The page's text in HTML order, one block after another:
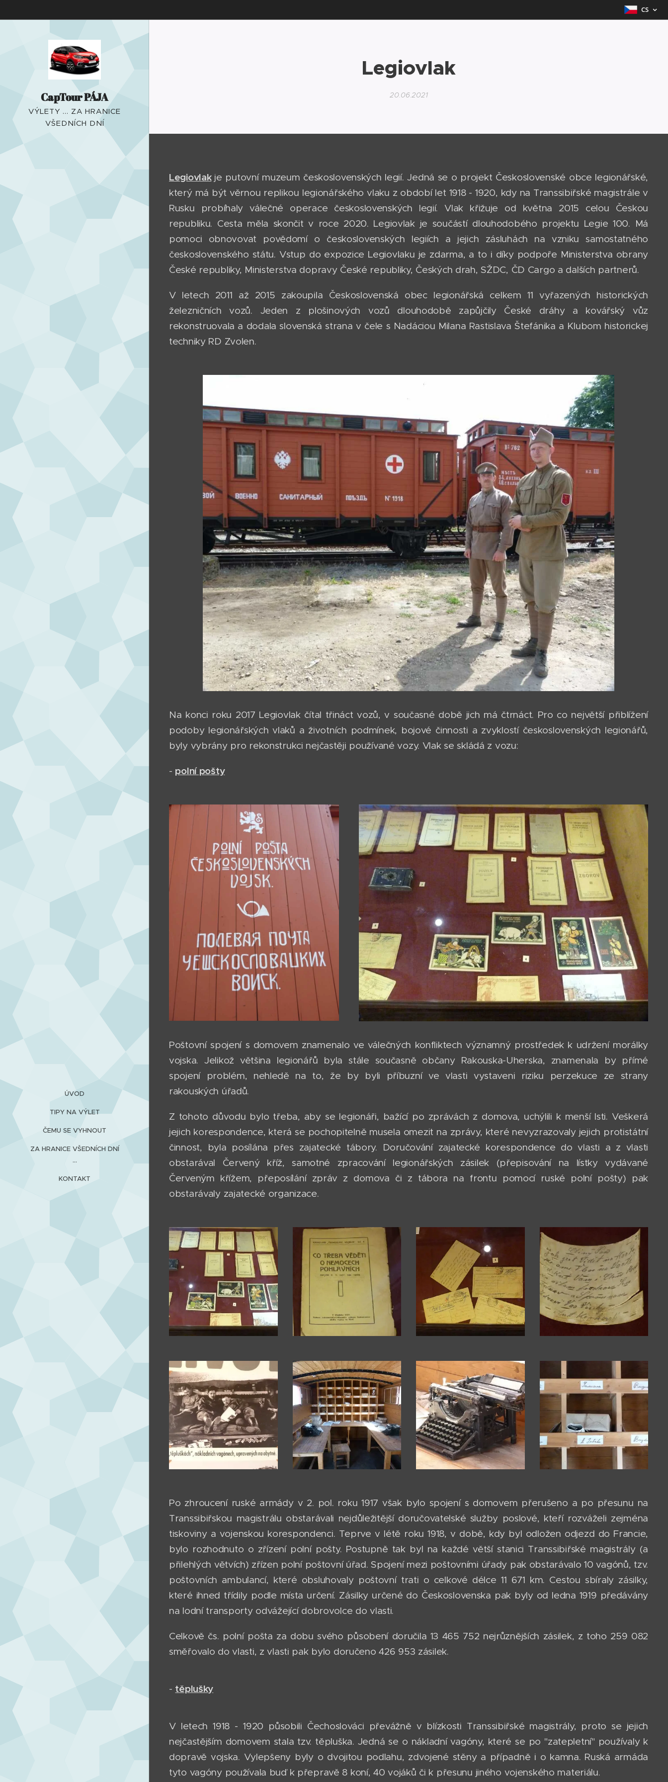
CS
CapTour PÁJA
VÝLETY ... ZA HRANICE
VŠEDNÍCH DNÍ
ÚVOD
TIPY NA VÝLET
ČEMU SE VYHNOUT
ZA HRANICE VŠEDNÍCH DNÍ
...
KONTAKT
Legiovlak
20.06.2021
Legiovlak je putovní muzeum československých legií. Jedná se o projekt Československé obce legionářské,
který má být věrnou replikou legionářského vlaku z období let 1918 - 1920, kdy na Transsibiřské magistrále v
Rusku probíhaly válečné operace československých legií. Vlak křižuje od května 2015 celou Českou
republiku. Cesta měla skončit v roce 2020. Legiovlak je součástí dlouhodobého projektu Legie 100. Má
pomoci obnovovat povědomí o československých legiích a jejich zásluhách na vzniku samostatného
československého státu. Vstup do expozice Legiovlaku je zdarma, a to i díky podpoře Ministerstva obrany
České republiky, Ministerstva dopravy České republiky, Českých drah, SŽDC, ČD Cargo a dalších partnerů.
V letech 2011 až 2015 zakoupila Československá obec legionářská celkem 11 vyřazených historických
železničních vozů. Jeden z plošinových vozů dlouhodobě zapůjčily České dráhy a kovářský vůz
rekonstruovala a dodala slovenská strana v čele s Nadáciou Milana Rastislava Štefánika a Klubom historickej
techniky RD Zvolen.
Na konci roku 2017 Legiovlak čítal třináct vozů, v současné době jich má čtrnáct. Pro co největší přiblížení
podoby legionářských vlaků a životních podmínek, bojové činnosti a zvyklostí československých legionářů,
byly vybrány pro rekonstrukci nejčastěji používané vozy. Vlak se skládá z vozu:
- polní pošty
Poštovní spojení s domovem znamenalo ve válečných konfliktech významný prostředek k udržení morálky
vojska. Jelikož většina legionářů byla stále současně občany Rakouska-Uherska, znamenala by přímé
spojení problém, nehledě na to, že by byli příbuzní ve vlasti vystaveni riziku perzekuce ze strany
rakouských úřadů.
Z tohoto důvodu bylo třeba, aby se legionáři, bažící po zprávách z domova, uchýlili k menší lsti. Veškerá
jejich korespondence, která se pochopitelně musela omezit na zprávy, které nevyzrazovaly jejich protistátní
činnost, byla posílána přes zajatecké tábory. Doručování zajatecké korespondence do vlasti a z vlasti
obstarával Červený kříž, samotné zpracování legionářských zásilek (přepisování na lístky vydávané
Červeným křížem, přeposílání zpráv z domova či z tábora na frontu pomocí ruské polní pošty) pak
obstarávaly zajatecké organizace.
Po zhroucení ruské armády v 2. pol. roku 1917 však bylo spojení s domovem přerušeno a po přesunu na
Transsibiřskou magistrálu obstarávali nejdůležitější doručovatelské služby poslové, kteří rozváželi zejména
tiskoviny a vojenskou korespondenci. Teprve v létě roku 1918, v době, kdy byl odložen odjezd do Francie,
bylo rozhodnuto o zřízení polní pošty. Postupně tak byl na každé větší stanici Transsibiřské magistrály (a
přilehlých větvích) zřízen polní poštovní úřad. Spojení mezi poštovními úřady pak obstarávalo 10 vagónů, tzv.
poštovních ambulancí, které obsluhovaly poštovní trati o celkové délce 11 671 km. Cestou sbíraly zásilky,
které ihned třídily podle místa určení. Zásilky určené do Československa pak byly od ledna 1919 předávány
na lodní transporty odvážející dobrovolce do vlasti.
Celkově čs. polní pošta za dobu svého působení doručila 13 465 752 nejrůznějších zásilek, z toho 259 082
směřovalo do vlasti, z vlasti pak bylo doručeno 426 953 zásilek.
- těplušky
V letech 1918 - 1920 působili Čechoslováci převážně v blízkosti Transsibiřské magistrály, proto se jejich
nejčastějším domovem stala tzv. těpluška. Jedná se o nákladní vagóny, které se po "zatepletní" používaly k
dopravě vojska. Vylepšeny byly o dvojitou podlahu, zdvojené stěny a případně i o kamna. Ruská armáda
tyto vagóny používala buď k přepravě 8 koní, 40 vojáků či k přesunu jiného vojenského materiálu.